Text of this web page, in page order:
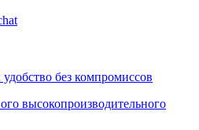
без компромиссов
высокопроизводительного